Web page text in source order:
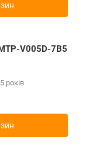
V005D-7B5
років